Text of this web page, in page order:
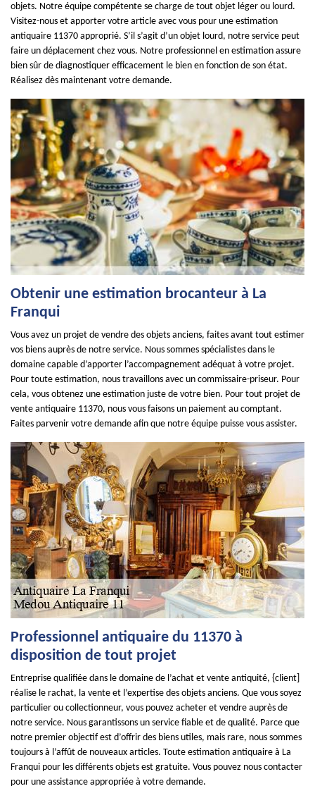
objets. Notre équipe compétente se charge de tout objet léger ou lourd.
Visitez-nous et apporter votre article avec vous pour une estimation
antiquaire 11370 approprié. S’il s’agit d’un objet lourd, notre service peut
faire un déplacement chez vous. Notre professionnel en estimation assure
bien sûr de diagnostiquer efficacement le bien en fonction de son état.
Réalisez dès maintenant votre demande.
Obtenir une estimation brocanteur à La
Franqui
Vous avez un projet de vendre des objets anciens, faites avant tout estimer
vos biens auprès de notre service. Nous sommes spécialistes dans le
domaine capable d’apporter l’accompagnement adéquat à votre projet.
Pour toute estimation, nous travaillons avec un commissaire-priseur. Pour
cela, vous obtenez une estimation juste de votre bien. Pour tout projet de
vente antiquaire 11370, nous vous faisons un paiement au comptant.
Faites parvenir votre demande afin que notre équipe puisse vous assister.
Professionnel antiquaire du 11370 à
disposition de tout projet
Entreprise qualifiée dans le domaine de l’achat et vente antiquité, {client]
réalise le rachat, la vente et l’expertise des objets anciens. Que vous soyez
particulier ou collectionneur, vous pouvez acheter et vendre auprès de
notre service. Nous garantissons un service fiable et de qualité. Parce que
notre premier objectif est d’offrir des biens utiles, mais rare, nous sommes
toujours à l’affût de nouveaux articles. Toute estimation antiquaire à La
Franqui pour les différents objets est gratuite. Vous pouvez nous contacter
pour une assistance appropriée à votre demande.